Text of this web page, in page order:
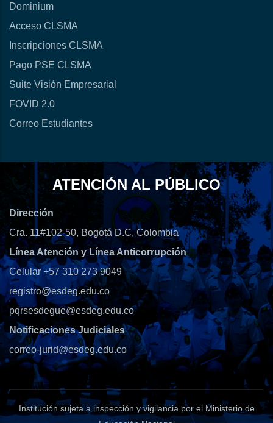
Dominium
Acceso CLSMA
Inscripciones CLSMA
Pago PSE CLSMA
Suite Visión Empresarial
FOVID 2.0
Correo Estudiantes
ATENCIÓN AL PÚBLICO
Dirección
Cra. 11#102-50, Bogotá D.C, Colombia
Línea Atención y Línea Anticorrupción
Celular +57 310 273 9049
registro@esdeg.edu.co
pqrsesdegue@esdeg.edu.co
Notificaciones Judiciales
correo-jurid@esdeg.edu.co
Institución sujeta a inspección y vigilancia por el Ministerio de